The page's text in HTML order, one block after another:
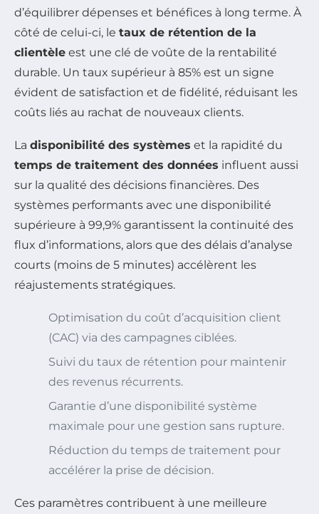
d’équilibrer dépenses et bénéfices à long terme. À
côté de celui-ci, le taux de rétention de la
clientèle est une clé de voûte de la rentabilité
durable. Un taux supérieur à 85% est un signe
évident de satisfaction et de fidélité, réduisant les
coûts liés au rachat de nouveaux clients.
La disponibilité des systèmes et la rapidité du
temps de traitement des données influent aussi
sur la qualité des décisions financières. Des
systèmes performants avec une disponibilité
supérieure à 99,9% garantissent la continuité des
flux d’informations, alors que des délais d’analyse
courts (moins de 5 minutes) accélèrent les
réajustements stratégiques.
Optimisation du coût d’acquisition client
(CAC) via des campagnes ciblées.
Suivi du taux de rétention pour maintenir
des revenus récurrents.
Garantie d’une disponibilité système
maximale pour une gestion sans rupture.
Réduction du temps de traitement pour
accélérer la prise de décision.
Ces paramètres contribuent à une meilleure